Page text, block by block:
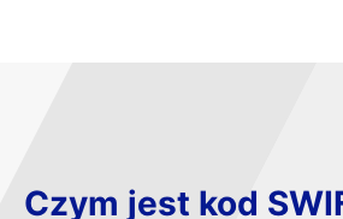
Czym jest kod